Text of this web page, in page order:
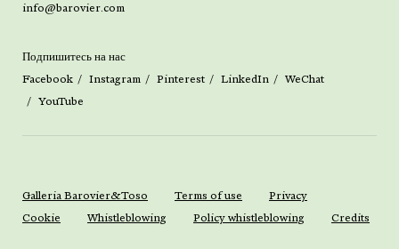
info@barovier.com
Подпишитесь на нас
Facebook
Instagram Pinterest LinkedIn
WeChat
YouTube
Galleria Barovier&Toso Terms of use
Privacy
Cookie
Whistleblowing Policy whistleblowing Credits